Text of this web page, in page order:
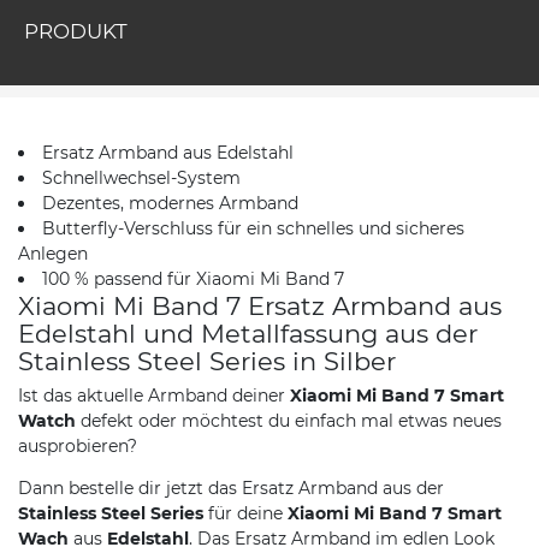
PRODUKT
Ersatz Armband aus Edelstahl
Schnellwechsel-System
Dezentes, modernes Armband
Butterfly-Verschluss für ein schnelles und sicheres
Anlegen
100 % passend für Xiaomi Mi Band 7
Xiaomi Mi Band 7 Ersatz Armband aus
Edelstahl und Metallfassung aus der
Stainless Steel Series in Silber
Ist das aktuelle Armband deiner Xiaomi Mi Band 7 Smart
Watch defekt oder möchtest du einfach mal etwas neues
ausprobieren?
Dann bestelle dir jetzt das Ersatz Armband aus der
Stainless Steel Series für deine Xiaomi Mi Band 7 Smart
Wach aus Edelstahl. Das Ersatz Armband im edlen Look